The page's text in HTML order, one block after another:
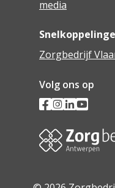
media
Zorgbedrijf
Volg ons op